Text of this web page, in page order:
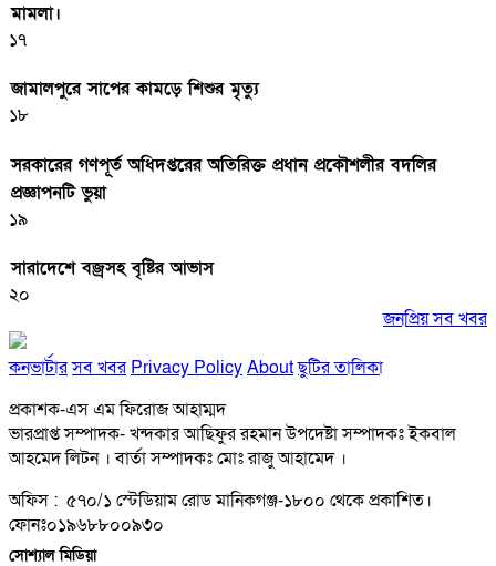
মামলা।
১৭
জামালপুরে সাপের কামড়ে শিশুর মৃত্যু
১৮
সরকারের গণপূর্ত অধিদপ্তরের অতিরিক্ত প্রধান প্রকৌশলীর বদলির
প্রজ্ঞাপনটি ভুয়া
১৯
সারাদেশে বজ্রসহ বৃষ্টির আভাস
২০
জনপ্রিয় সব খবর
কনভার্টারসব খবর Privacy PolicyAboutছুটির তালিকা
প্রকাশক-এস এম ফিরোজ আহাম্মদ
ভারপ্রাপ্ত সম্পাদক- খন্দকার আছিফুর রহমান উপদেষ্টা সম্পাদকঃ ইকবাল
আহমেদ লিটন । বার্তা সম্পাদকঃ মোঃ রাজু আহামেদ ।
অফিস : ৫৭০/১ স্টেডিয়াম রোড মানিকগঞ্জ-১৮০০ থেকে প্রকাশিত।
ফোনঃ০১৯৬৮৮০০৯৩০
সোশ্যাল মিডিয়া